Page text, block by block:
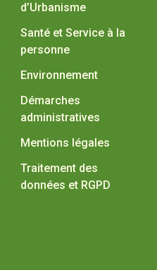
d’Urbanisme
Santé et Service à la
personne
Environnement
Démarches
administratives
Mentions légales
Traitement des
données et RGPD